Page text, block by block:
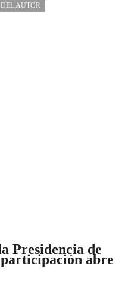
AUTOR
Presidencia de
abre